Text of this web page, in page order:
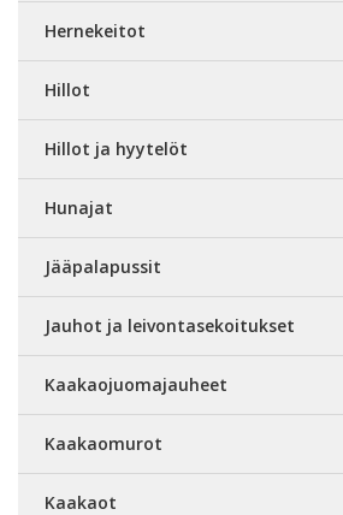
Hernekeitot
Hillot
Hillot ja hyytelöt
Hunajat
Jääpalapussit
Jauhot ja leivontasekoitukset
Kaakaojuomajauheet
Kaakaomurot
Kaakaot